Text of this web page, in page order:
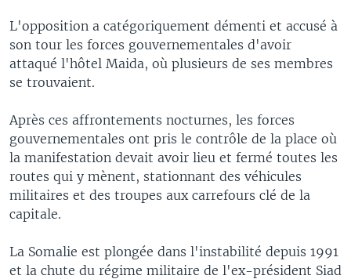
L'opposition a catégoriquement démenti et accusé à
son tour les forces gouvernementales d'avoir
attaqué l'hôtel Maida, où plusieurs de ses membres
se trouvaient.
Après ces affrontements nocturnes, les forces
gouvernementales ont pris le contrôle de la place où
la manifestation devait avoir lieu et fermé toutes les
routes qui y mènent, stationnant des véhicules
militaires et des troupes aux carrefours clé de la
capitale.
La Somalie est plongée dans l'instabilité depuis 1991
et la chute du régime militaire de l'ex-président Siad